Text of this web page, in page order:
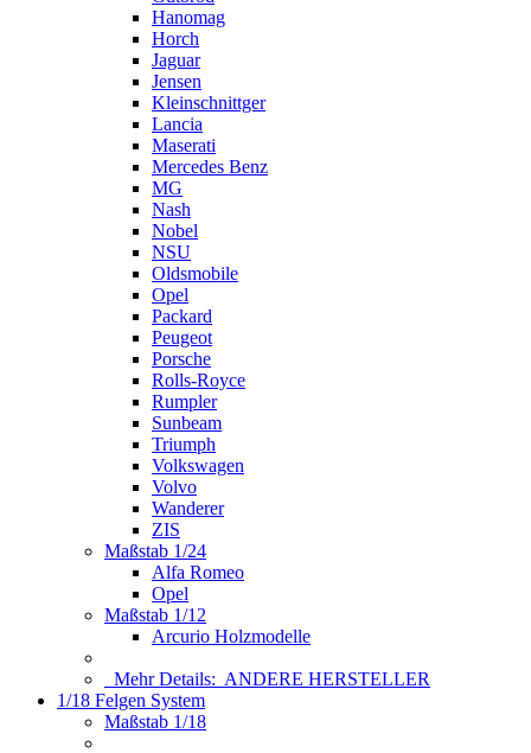
Hanomag
Horch
Jaguar
Jensen
Kleinschnittger
Lancia
Maserati
Mercedes Benz
MG
Nash
Nobel
NSU
Oldsmobile
Opel
Packard
Peugeot
Porsche
Rolls-Royce
Rumpler
Sunbeam
Triumph
Volkswagen
Volvo
Wanderer
ZIS
Maßstab 1/24
Alfa Romeo
Opel
Maßstab 1/12
Arcurio Holzmodelle
Mehr Details: ANDERE HERSTELLER
1/18 Felgen System
Maßstab 1/18